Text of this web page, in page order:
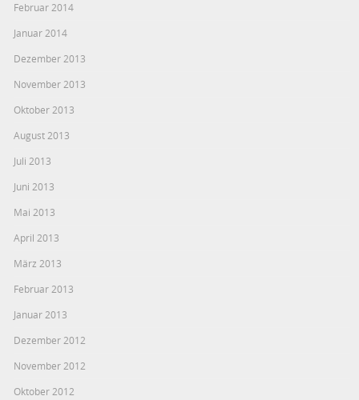
Februar 2014
Januar 2014
Dezember 2013
November 2013
Oktober 2013
August 2013
Juli 2013
Juni 2013
Mai 2013
April 2013
März 2013
Februar 2013
Januar 2013
Dezember 2012
November 2012
Oktober 2012